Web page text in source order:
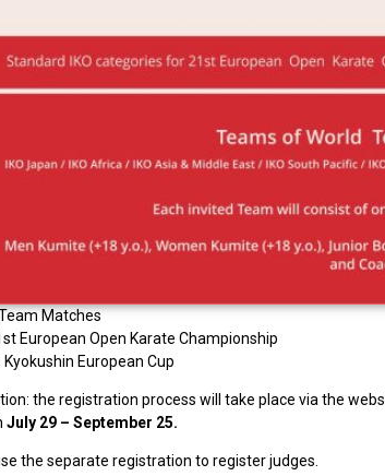
Matches
European Open Karate Championship
Kyokushin European Cup
the registration process will take place via the
July 29 – September 25.
the separate registration to register judges.